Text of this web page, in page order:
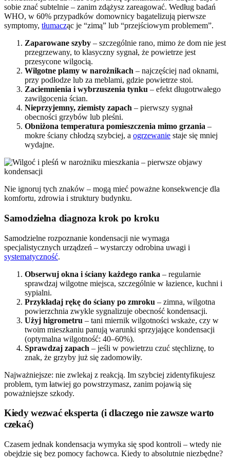
sobie znać subtelnie – zanim zdążysz zareagować. Według badań
WHO, w 60% przypadków domownicy bagatelizują pierwsze
symptomy, tłumacząc je “zimą” lub “przejściowym problemem”.
Zaparowane szyby – szczególnie rano, mimo że dom nie jest
przegrzewany, to klasyczny sygnał, że powietrze jest
przesycone wilgocią.
Wilgotne plamy w narożnikach – najczęściej nad oknami,
przy podłodze lub za meblami, gdzie powietrze stoi.
Zaciemnienia i wybrzuszenia tynku – efekt długotrwałego
zawilgocenia ścian.
Nieprzyjemny, ziemisty zapach – pierwszy sygnał
obecności grzybów lub pleśni.
Obniżona temperatura pomieszczenia mimo grzania –
mokre ściany chłodzą szybciej, a ogrzewanie staje się mniej
wydajne.
Nie ignoruj tych znaków – mogą mieć poważne konsekwencje dla
komfortu, zdrowia i struktury budynku.
Samodzielna diagnoza krok po kroku
Samodzielne rozpoznanie kondensacji nie wymaga
specjalistycznych urządzeń – wystarczy odrobina uwagi i
systematyczność.
Obserwuj okna i ściany każdego ranka – regularnie
sprawdzaj wilgotne miejsca, szczególnie w łazience, kuchni i
sypialni.
Przykładaj rękę do ściany po zmroku – zimna, wilgotna
powierzchnia zwykle sygnalizuje obecność kondensacji.
Użyj higrometru – tani miernik wilgotności wskaże, czy w
twoim mieszkaniu panują warunki sprzyjające kondensacji
(optymalna wilgotność: 40–60%).
Sprawdzaj zapach – jeśli w powietrzu czuć stęchliznę, to
znak, że grzyby już się zadomowiły.
Najważniejsze: nie zwlekaj z reakcją. Im szybciej zidentyfikujesz
problem, tym łatwiej go powstrzymasz, zanim pojawią się
poważniejsze szkody.
Kiedy wezwać eksperta (i dlaczego nie zawsze warto
czekać)
Czasem jednak kondensacja wymyka się spod kontroli – wtedy nie
obejdzie się bez pomocy fachowca. Kiedy to absolutnie niezbędne?